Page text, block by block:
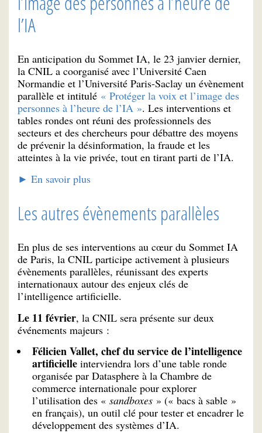
l’IA
En anticipation du Sommet IA, le 23 janvier dernier,
la CNIL a coorganisé avec l’Université Caen
Normandie et l’Université Paris-Saclay un évènement
parallèle et intitulé « Protéger la voix et l’image des
personnes à l’heure de l’IA ». Les interventions et
tables rondes ont réuni des professionnels des
secteurs et des chercheurs pour débattre des moyens
de prévenir la désinformation, la fraude et les
atteintes à la vie privée, tout en tirant parti de l’IA.
► En savoir plus
Les autres évènements parallèles
En plus de ses interventions au cœur du Sommet IA
de Paris, la CNIL participe activement à plusieurs
évènements parallèles, réunissant des experts
internationaux autour des enjeux clés de
l’intelligence artificielle.
Le 11 février, la CNIL sera présente sur deux
événements majeurs :
Félicien Vallet, chef du service de l’intelligence
artificielle interviendra lors d’une table ronde
organisée par Datasphere à la Chambre de
commerce internationale pour explorer
l’utilisation des « sandboxes » (« bacs à sable »
en français), un outil clé pour tester et encadrer le
développement des systèmes d’IA.